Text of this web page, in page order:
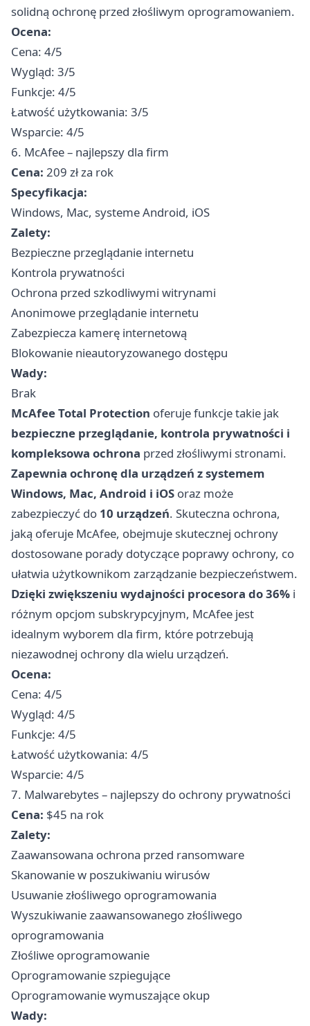
solidną ochronę przed złośliwym oprogramowaniem.
Ocena:
Cena: 4/5
Wygląd: 3/5
Funkcje: 4/5
Łatwość użytkowania: 3/5
Wsparcie: 4/5
6. McAfee – najlepszy dla firm
Cena: 209 zł za rok
Specyfikacja:
Windows, Mac, systeme Android, iOS
Zalety:
Bezpieczne przeglądanie internetu
Kontrola prywatności
Ochrona przed szkodliwymi witrynami
Anonimowe przeglądanie internetu
Zabezpiecza kamerę internetową
Blokowanie nieautoryzowanego dostępu
Wady:
Brak
McAfee Total Protection oferuje funkcje takie jak
bezpieczne przeglądanie, kontrola prywatności i
kompleksowa ochrona przed złośliwymi stronami.
Zapewnia ochronę dla urządzeń z systemem
Windows, Mac, Android i iOS oraz może
zabezpieczyć do 10 urządzeń. Skuteczna ochrona,
jaką oferuje McAfee, obejmuje skutecznej ochrony
dostosowane porady dotyczące poprawy ochrony, co
ułatwia użytkownikom zarządzanie bezpieczeństwem.
Dzięki zwiększeniu wydajności procesora do 36% i
różnym opcjom subskrypcyjnym, McAfee jest
idealnym wyborem dla firm, które potrzebują
niezawodnej ochrony dla wielu urządzeń.
Ocena:
Cena: 4/5
Wygląd: 4/5
Funkcje: 4/5
Łatwość użytkowania: 4/5
Wsparcie: 4/5
7. Malwarebytes – najlepszy do ochrony prywatności
Cena: $45 na rok
Zalety:
Zaawansowana ochrona przed ransomware
Skanowanie w poszukiwaniu wirusów
Usuwanie złośliwego oprogramowania
Wyszukiwanie zaawansowanego złośliwego
oprogramowania
Złośliwe oprogramowanie
Oprogramowanie szpiegujące
Oprogramowanie wymuszające okup
Wady: